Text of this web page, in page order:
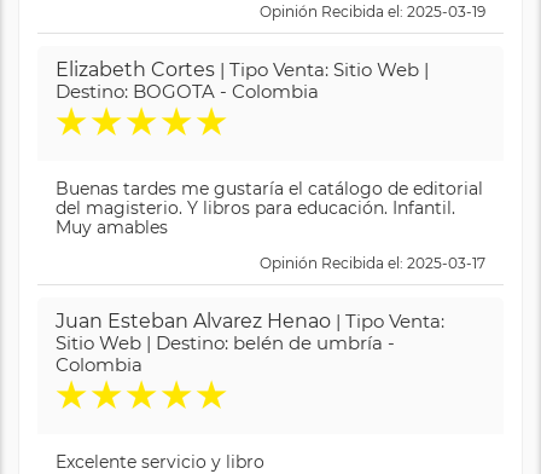
Opinión Recibida el: 2025-03-19
Elizabeth Cortes | Tipo Venta: Sitio Web |
Destino: BOGOTA - Colombia
★★★★★
Buenas tardes me gustaría el catálogo de editorial
del magisterio. Y libros para educación. Infantil.
Muy amables
Opinión Recibida el: 2025-03-17
Juan Esteban Alvarez Henao | Tipo Venta:
Sitio Web | Destino: belén de umbría -
Colombia
★★★★★
Excelente servicio y libro